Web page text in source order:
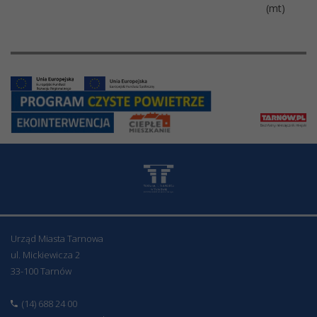
(mt)
Urząd Miasta Tarnowa
ul. Mickiewicza 2
33-100 Tarnów
(14) 688 24 00